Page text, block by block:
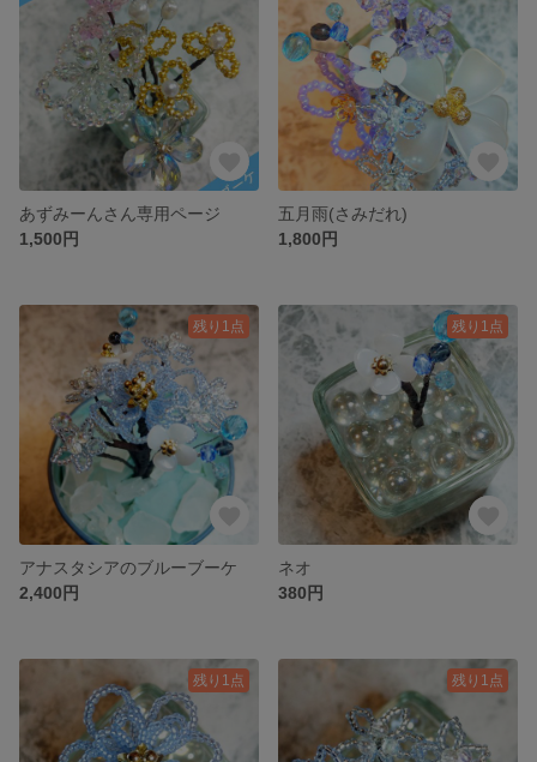
あずみーんさん専用ページ
1,500円
五月雨(さみだれ)
1,800円
残り1点
アナスタシアのブルーブーケ
2,400円
残り1点
ネオ
380円
残り1点 残り1点